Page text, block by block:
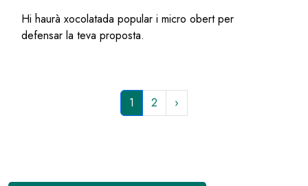
Hi haurà xocolatada popular i micro obert per
defensar la teva proposta.
Pàgina
actual
1 Page
2